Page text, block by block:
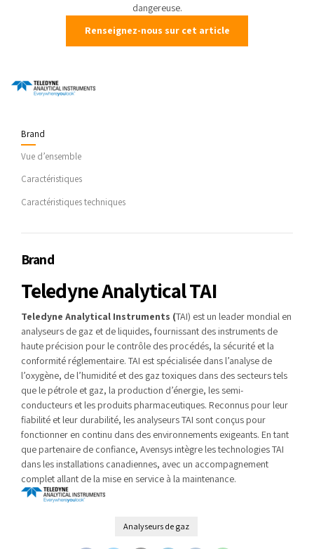
dangereuse.
Renseignez-nous sur cet article
Brand
Vue d’ensemble
Caractéristiques
Caractéristiques techniques
Brand
Teledyne Analytical TAI
Teledyne Analytical Instruments (TAI) est un leader mondial en
analyseurs de gaz et de liquides, fournissant des instruments de
haute précision pour le contrôle des procédés, la sécurité et la
conformité réglementaire. TAI est spécialisée dans l’analyse de
l’oxygène, de l’humidité et des gaz toxiques dans des secteurs tels
que le pétrole et gaz, la production d’énergie, les semi-
conducteurs et les produits pharmaceutiques. Reconnus pour leur
fiabilité et leur durabilité, les analyseurs TAI sont conçus pour
fonctionner en continu dans des environnements exigeants. En tant
que partenaire de confiance, Avensys intègre les technologies TAI
dans les installations canadiennes, avec un accompagnement
complet allant de la mise en service à la maintenance.
Analyseurs de gaz